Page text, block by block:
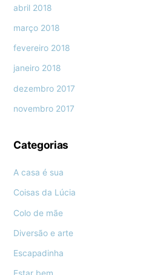
abril 2018
março 2018
fevereiro 2018
janeiro 2018
dezembro 2017
novembro 2017
Categorias
A casa é sua
Coisas da Lúcia
Colo de mãe
Diversão e arte
Escapadinha